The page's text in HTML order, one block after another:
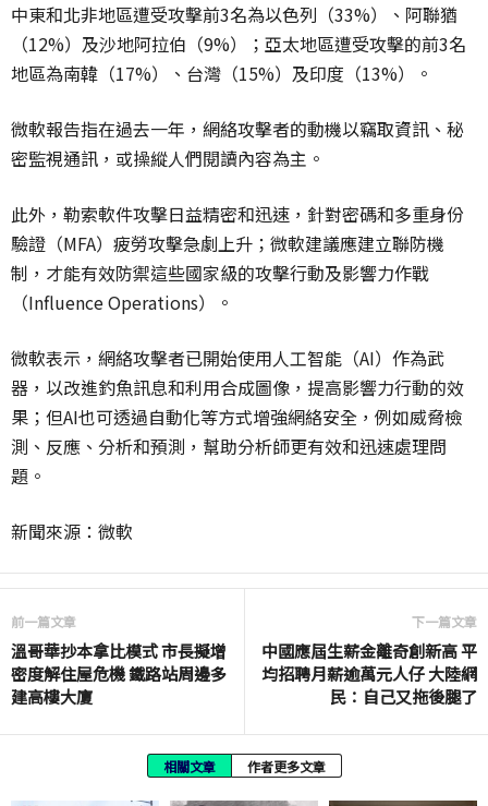
中東和北非地區遭受攻擊前3名為以色列（33%）、阿聯猶
（12%）及沙地阿拉伯（9%）；亞太地區遭受攻擊的前3名
地區為南韓（17%）、台灣（15%）及印度（13%）。
微軟報告指在過去一年，網絡攻擊者的動機以竊取資訊、秘
密監視通訊，或操縱人們閱讀內容為主。
此外，勒索軟件攻擊日益精密和迅速，針對密碼和多重身份
驗證（MFA）疲勞攻擊急劇上升；微軟建議應建立聯防機
制，才能有效防禦這些國家級的攻擊行動及影響力作戰
（Influence Operations）。
微軟表示，網絡攻擊者已開始使用人工智能（AI）作為武
器，以改進釣魚訊息和利用合成圖像，提高影響力行動的效
果；但AI也可透過自動化等方式增強網絡安全，例如威脅檢
測、反應、分析和預測，幫助分析師更有效和迅速處理問
題。
新聞來源：微軟
前一篇文章
溫哥華抄本拿比模式 市長擬增
密度解住屋危機 鐵路站周邊多
建高樓大廈
下一篇文章
中國應屆生薪金離奇創新高 平
均招聘月薪逾萬元人仔 大陸網
民：自己又拖後腿了
相關文章 作者更多文章